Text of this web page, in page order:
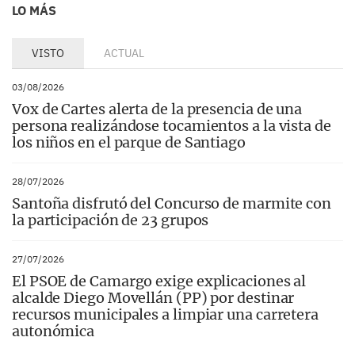
LO MÁS
VISTO ACTUAL
03/08/2026
Vox de Cartes alerta de la presencia de una
persona realizándose tocamientos a la vista de
los niños en el parque de Santiago
28/07/2026
Santoña disfrutó del Concurso de marmite con
la participación de 23 grupos
27/07/2026
El PSOE de Camargo exige explicaciones al
alcalde Diego Movellán (PP) por destinar
recursos municipales a limpiar una carretera
autonómica